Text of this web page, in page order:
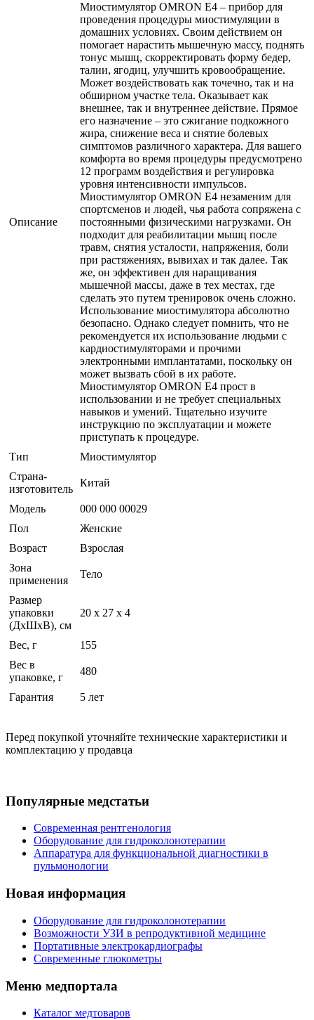
Описание
Миостимулятор OMRON E4 – прибор для
проведения процедуры миостимуляции в
домашних условиях. Своим действием он
помогает нарастить мышечную массу, поднять
тонус мышц, скорректировать форму бедер,
талии, ягодиц, улучшить кровообращение.
Может воздействовать как точечно, так и на
обширном участке тела. Оказывает как
внешнее, так и внутреннее действие. Прямое
его назначение – это сжигание подкожного
жира, снижение веса и снятие болевых
симптомов различного характера. Для вашего
комфорта во время процедуры предусмотрено
12 программ воздействия и регулировка
уровня интенсивности импульсов.
Миостимулятор OMRON E4 незаменим для
спортсменов и людей, чья работа сопряжена с
постоянными физическими нагрузками. Он
подходит для реабилитации мышц после
травм, снятия усталости, напряжения, боли
при растяжениях, вывихах и так далее. Так
же, он эффективен для наращивания
мышечной массы, даже в тех местах, где
сделать это путем тренировок очень сложно.
Использование миостимулятора абсолютно
безопасно. Однако следует помнить, что не
рекомендуется их использование людьми с
кардиостимуляторами и прочими
электронными имплантатами, поскольку он
может вызвать сбой в их работе.
Миостимулятор OMRON E4 прост в
использовании и не требует специальных
навыков и умений. Тщательно изучите
инструкцию по эксплуатации и можете
приступать к процедуре.
Тип
Миостимулятор
Страна-
изготовитель
Китай
Модель
000 000 00029
Пол
Женские
Возраст
Взрослая
Зона
применения
Тело
Размер
упаковки
(ДхШхВ), см
20 x 27 x 4
Вес, г
155
Вес в
упаковке, г
480
Гарантия 5 лет
Перед покупкой уточняйте технические характеристики и
комплектацию у продавца
Популярные медстатьи
Современная рентгенология
Оборудование для гидроколонотерапии
Аппаратура для функциональной диагностики в
пульмонологии
Новая информация
Оборудование для гидроколонотерапии
Возможности УЗИ в репродуктивной медицине
Портативные электрокардиографы
Современные глюкометры
Меню медпортала
Каталог медтоваров